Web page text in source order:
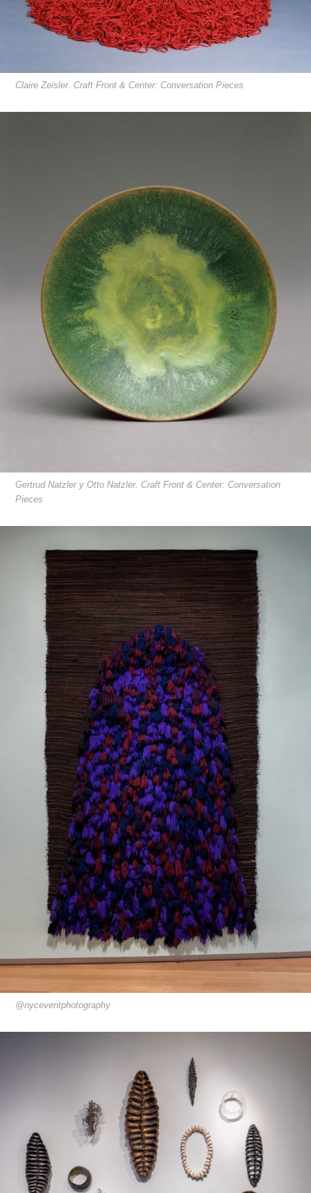
Claire Zeisler. Craft Front & Center: Conversation Pieces
Gertrud Natzler y Otto Natzler. Craft Front & Center: Conversation
Pieces
@nyceventphotography